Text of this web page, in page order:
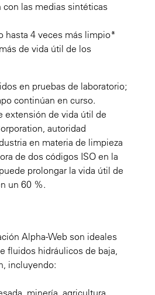
con las medias sintéticas
hasta 4 veces más limpio*
de vida útil de los
en pruebas de laboratorio;
continúan en curso.
extensión de vida útil de
autoridad
en materia de limpieza
de dos códigos ISO en la
prolongar la vida útil de
un 60 %.
Alpha-Web son ideales
fluidos hidráulicos de baja,
incluyendo:
minería, agricultura,